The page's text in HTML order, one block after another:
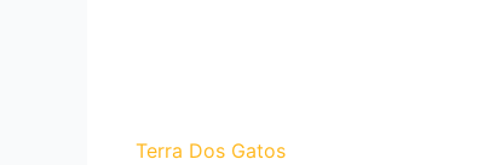
Terra Dos Gatos